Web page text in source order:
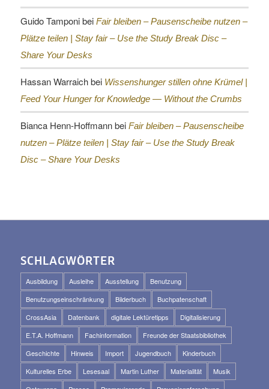
Guido Tamponibei Fair bleiben – Pausenscheibe nutzen –
Plätze teilen | Stay fair – Use the Study Break Disc –
Share Your Desks
Hassan Warraichbei Wissenshunger stillen ohne Krümel |
Feed Your Hunger for Knowledge — Without the Crumbs
Bianca Henn-Hoffmannbei Fair bleiben – Pausenscheibe
nutzen – Plätze teilen | Stay fair – Use the Study Break
Disc – Share Your Desks
SCHLAGWÖRTER
Ausbildung Ausleihe Ausstellung
Benutzung
Benutzungseinschränkung
Bilderbuch
Buchpatenschaft
CrossAsia
Datenbank digitale Lektüretipps
Digitalisierung
E.T.A. Hoffmann
Fachinformation
Freunde der Staatsbibliothek
Geschichte
Hinweis Import Jugendbuch
Kinderbuch
Kulturelles Erbe
Lesesaal Martin Luther Materialität
Musik